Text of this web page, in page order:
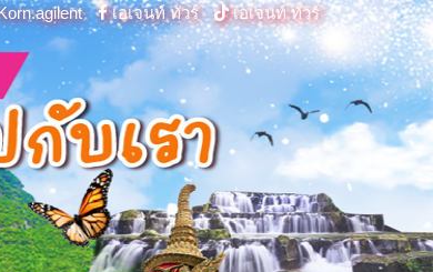
เอเจนท์ ทัวร์ เอเจนท์ ทัวร์